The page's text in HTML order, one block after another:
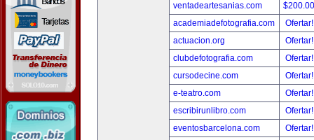
ventadeartesanias.com
academiadefotografia.com
actuacion.org
clubdefotografia.com
cursodecine.com
e-teatro.com
escribirunlibro.com
eventosbarcelona.com